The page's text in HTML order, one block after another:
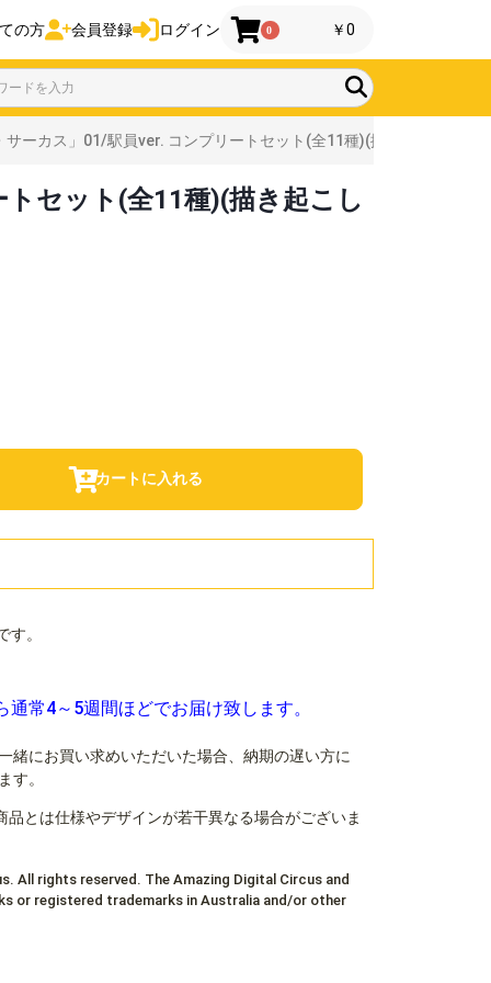
の方 会員登録 ログイン 0 ￥0
ーカス」01/駅員ver. コンプリートセット(全11種)(描き起こしイラ
セット(全11種)(描き起こし
カートに入れる
す。
常4～5週間ほどでお届け致します。
緒にお買い求めいただいた場合、納期の遅い方に
す。
とは仕様やデザインが若干異なる場合がございま
All rights reserved. The Amazing Digital Circus and
or registered trademarks in Australia and/or other